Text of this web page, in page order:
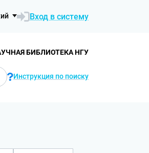
Вход в систему
БИБЛИОТЕКА НГУ
Инструкция по поиску